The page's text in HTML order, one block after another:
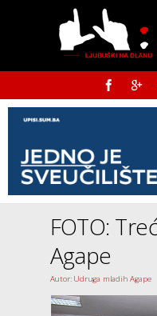
FOTO:
Agape
Autor: Udruga mladih Agape